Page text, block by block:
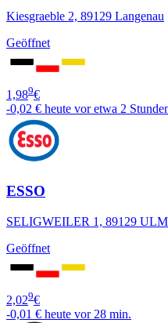
Kiesgraeble 2, 89129 Langenau
Geöffnet
1,989€
-0,02 € heute vor etwa 2
ESSO
SELIGWEILER 1, 89129 ULM
Geöffnet
2,029€
-0,01 € heute vor 28 min.